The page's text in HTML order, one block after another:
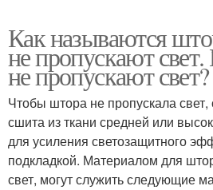
Как называются
не пропускают
не пропускают свет?
Чтобы штора не пропускала
сшита из ткани средней или
для усиления светозащитного
подкладкой. Материалом для
свет, могут служить следующие